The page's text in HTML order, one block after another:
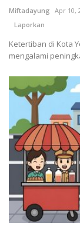
Miftadayung Apr 10,
Laporkan
Ketertiban di Kota
mengalami